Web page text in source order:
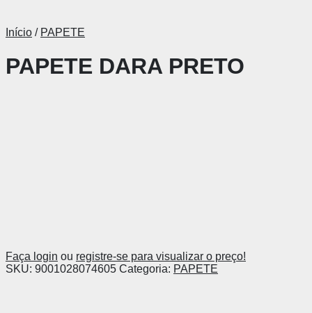
Início / PAPETE
PAPETE DARA PRETO
Faça login ou registre-se para visualizar o preço!
SKU: 9001028074605 Categoria: PAPETE